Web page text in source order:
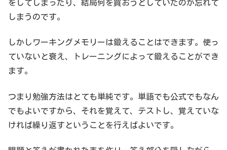
をしてしまったり、結局何を買おうとしていたのか忘れて
しまうのです。
しかしワーキングメモリーは鍛えることはできます。使っ
ていないと衰え、トレーニングによって鍛えることができ
ます。
つまり勉強方法はとても単純です。単語でも公式でもなん
でもよいですから、それを覚えて、テストし、覚えていな
ければ繰り返すということを行えばよいです。